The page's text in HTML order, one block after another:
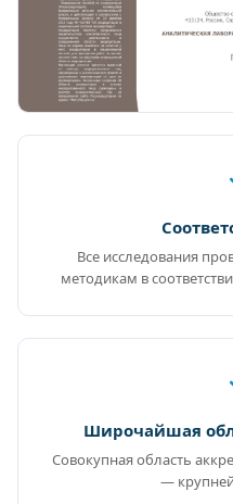
Все исследования
методикам в
Широчайшая
Совокупная область
—